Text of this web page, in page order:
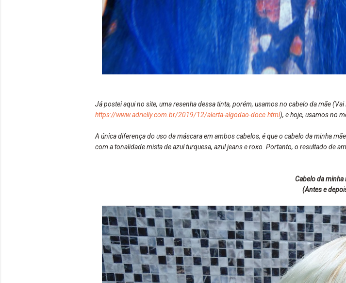
Já postei aqui no site, uma resenha dessa tinta, porém, usamos no cabelo da mãe
https://www.adrielly.com.br/2019/12/alerta-algodao-doce.html), e hoje, usamos no
A única diferença do uso da máscara em ambos cabelos, é que o cabelo da minha
com a tonalidade mista de azul turquesa, azul jeans e roxo. Portanto, o resultado de
Cabelo da minha
(Antes e